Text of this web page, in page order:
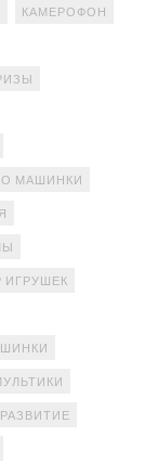
КАМЕРОФОН
МАШИНКИ
ИГРУШЕК